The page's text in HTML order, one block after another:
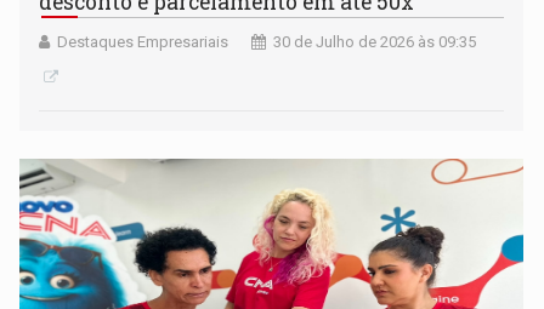
Destaques Empresariais 30 de Julho de 2026 às 09:35